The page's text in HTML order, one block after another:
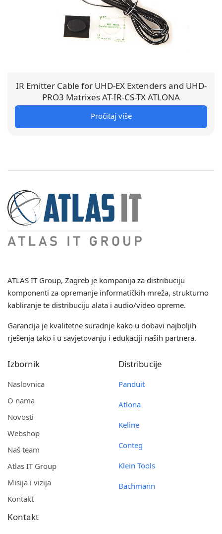
IR Emitter Cable for UHD-EX Extenders and UHD-
PRO3 Matrixes AT-IR-CS-TX ATLONA
Pročitaj više
ATLAS IT Group, Zagreb je kompanija za distribuciju
komponenti za opremanje informatičkih mreža, strukturno
kabliranje te distribuciju alata i audio/video opreme.
Garancija je kvalitetne suradnje kako u dobavi najboljih
rješenja tako i u savjetovanju i edukaciji naših partnera.
Izbornik
Naslovnica
O nama
Novosti
Webshop
Naš team
Atlas IT Group
Misija i vizija
Kontakt
Distribucije
Panduit
Atlona
Keline
Conteg
Klein Tools
Bachmann
Kontakt